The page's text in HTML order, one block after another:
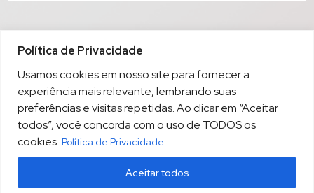
Política de Privacidade
Usamos cookies em nosso site para fornecer a
experiência mais relevante, lembrando suas
preferências e visitas repetidas. Ao clicar em “Aceitar
todos”, você concorda com o uso de TODOS os
cookies. Política de Privacidade
Aceitar todos